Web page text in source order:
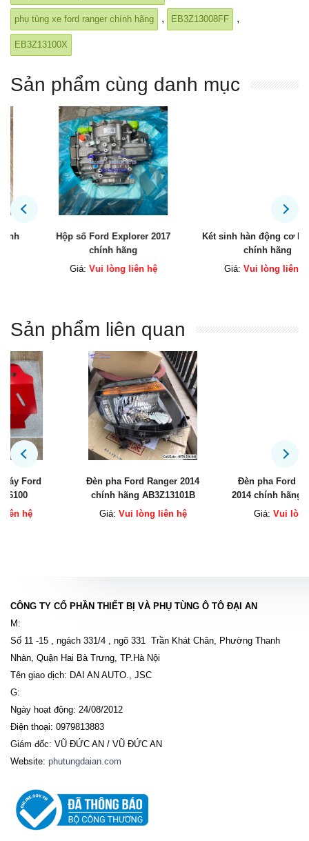
phụ tùng xe ford ranger chính hãng , EB3Z13008FF ,
EB3Z13100X
Sản phẩm cùng danh mục
Hộp số Ford Explorer 2017
chính hãng
Vui lòng liên hệ
Két sinh hàn động cơ Explorer
chính hãng
Vui lòng liên hệ
Sản phẩm liên quan
Đèn pha Ford Ranger 2014
chính hãng AB3Z13101B
AB3Z13100B
Vui lòng liên hệ
Đèn pha Ford Ranger 2013 -
2014 chính hãng AB3913101FE
AB3913100FE
Vui lòng liên hệ
CÔNG TY CỔ PHẦN THIẾT BỊ VÀ PHỤ TÙNG Ô TÔ ĐẠI AN
M:
Số 11 -15 , ngách 331/4 , ngõ 331 Trần Khát Chân, Phường Thanh
Nhàn, Quận Hai Bà Trưng, TP.Hà Nội
Tên giao dịch: DAI AN AUTO., JSC
G:
Ngày hoạt động: 24/08/2012
Điện thoại: 0979813883
Giám đốc: VŨ ĐỨC AN / VŨ ĐỨC AN
Website: phutungdaian.com